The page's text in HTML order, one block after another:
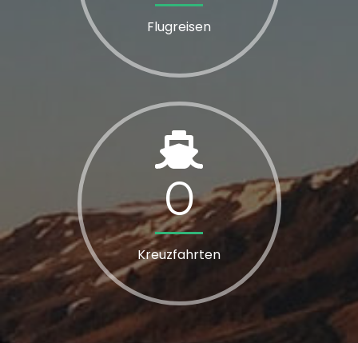
Flugreisen
Kreuzfahrten
0